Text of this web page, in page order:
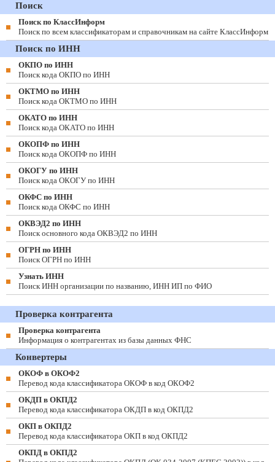
Поиск
Поиск по КлассИнформ
Поиск по всем классификаторам и справочникам на сайте КлассИнформ
Поиск по ИНН
ОКПО по ИНН
Поиск кода ОКПО по ИНН
ОКТМО по ИНН
Поиск кода ОКТМО по ИНН
ОКАТО по ИНН
Поиск кода ОКАТО по ИНН
ОКОПФ по ИНН
Поиск кода ОКОПФ по ИНН
ОКОГУ по ИНН
Поиск кода ОКОГУ по ИНН
ОКФС по ИНН
Поиск кода ОКФС по ИНН
ОКВЭД2 по ИНН
Поиск основного кода ОКВЭД2 по ИНН
ОГРН по ИНН
Поиск ОГРН по ИНН
Узнать ИНН
Поиск ИНН организации по названию, ИНН ИП по ФИО
Проверка контрагента
Проверка контрагента
Информация о контрагентах из базы данных ФНС
Конвертеры
ОКОФ в ОКОФ2
Перевод кода классификатора ОКОФ в код ОКОФ2
ОКДП в ОКПД2
Перевод кода классификатора ОКДП в код ОКПД2
ОКП в ОКПД2
Перевод кода классификатора ОКП в код ОКПД2
ОКПД в ОКПД2